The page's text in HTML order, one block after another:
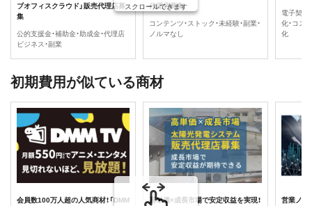
ブオフィスクラウド」販売代理店募
集
公的支援金・補助金・助成金・代理店
ビジネス・副業
代理店募集
コンテンツ・ストック・未経験・副業・
ノルマなし
電子契約
化・コス
化
スクロールできます
初期費用が似ている商材
会員数100万人超の人気商材！「DMM
高単価×成長市場で安定収益を実現！
営業ノウ